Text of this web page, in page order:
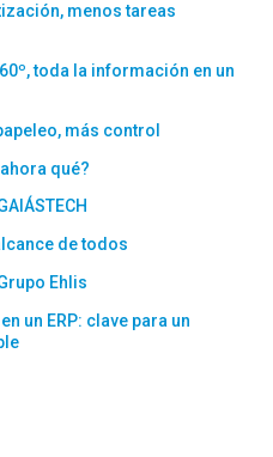
menos tareas
toda la información en un
más control
qué?
de todos
Ehlis
un ERP: clave para un